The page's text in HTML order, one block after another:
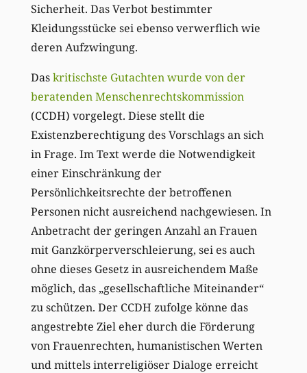
Sicherheit. Das Verbot bestimmter
Kleidungsstücke sei ebenso verwerflich wie
deren Aufzwingung.
Daskritischste Gutachten wurde von der
beratenden Menschenrechtskommission
(CCDH) vorgelegt. Diese stellt die
Existenzberechtigung des Vorschlags an sich
in Frage. Im Text werde die Notwendigkeit
einer Einschränkung der
Persönlichkeitsrechte der betroffenen
Personen nicht ausreichend nachgewiesen. In
Anbetracht der geringen Anzahl an Frauen
mit Ganzkörperverschleierung, sei es auch
ohne dieses Gesetz in ausreichendem Maße
möglich, das „gesellschaftliche Miteinander“
zu schützen. Der CCDH zufolge könne das
angestrebte Ziel eher durch die Förderung
von Frauenrechten, humanistischen Werten
und mittels interreligiöser Dialoge erreicht